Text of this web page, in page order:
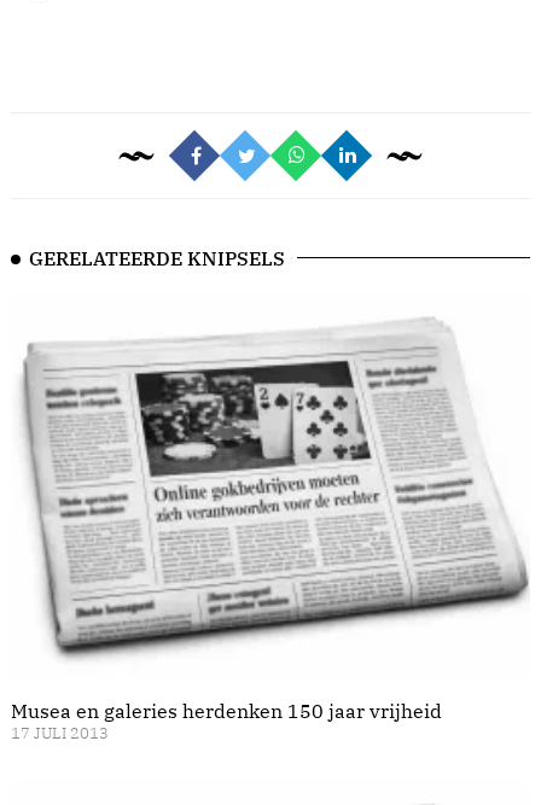
GERELATEERDE KNIPSELS
Musea en galeries herdenken 150 jaar vrijheid
17 JULI 2013